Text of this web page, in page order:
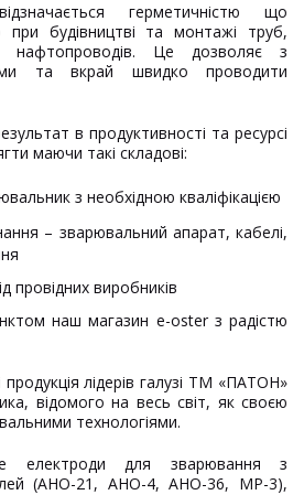
герметичністю що
будівництві та монтажі труб,
нафтопроводів. Це дозволяє з
та вкрай швидко проводити
в продуктивності та ресурсі
маючи такі складові:
з необхідною кваліфікацією
– зварювальний апарат, кабелі,
провідних виробників
наш магазин e-oster з радістю
лідерів галузі ТМ «ПАТОН»
відомого на весь світ, як своєю
технологіями.
електроди для зварювання з
(АНО-21, АНО-4, АНО-36, МР-3),